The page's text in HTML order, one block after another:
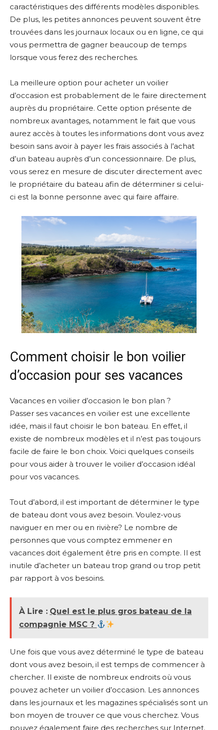
caractéristiques des différents modèles disponibles.
De plus, les petites annonces peuvent souvent être
trouvées dans les journaux locaux ou en ligne, ce qui
vous permettra de gagner beaucoup de temps
lorsque vous ferez des recherches.
La meilleure option pour acheter un voilier
d’occasion est probablement de le faire directement
auprès du propriétaire. Cette option présente de
nombreux avantages, notamment le fait que vous
aurez accès à toutes les informations dont vous avez
besoin sans avoir à payer les frais associés à l’achat
d’un bateau auprès d’un concessionnaire. De plus,
vous serez en mesure de discuter directement avec
le propriétaire du bateau afin de déterminer si celui-
ci est la bonne personne avec qui faire affaire.
Comment choisir le bon voilier
d’occasion pour ses vacances
Vacances en voilier d’occasion le bon plan ?
Passer ses vacances en voilier est une excellente
idée, mais il faut choisir le bon bateau. En effet, il
existe de nombreux modèles et il n’est pas toujours
facile de faire le bon choix. Voici quelques conseils
pour vous aider à trouver le voilier d’occasion idéal
pour vos vacances.
Tout d’abord, il est important de déterminer le type
de bateau dont vous avez besoin. Voulez-vous
naviguer en mer ou en rivière? Le nombre de
personnes que vous comptez emmener en
vacances doit également être pris en compte. Il est
inutile d’acheter un bateau trop grand ou trop petit
par rapport à vos besoins.
À Lire : Quel est le plus gros bateau de la
compagnie MSC ?
Une fois que vous avez déterminé le type de bateau
dont vous avez besoin, il est temps de commencer à
chercher. Il existe de nombreux endroits où vous
pouvez acheter un voilier d’occasion. Les annonces
dans les journaux et les magazines spécialisés sont un
bon moyen de trouver ce que vous cherchez. Vous
pouvez également faire des recherches sur Internet.